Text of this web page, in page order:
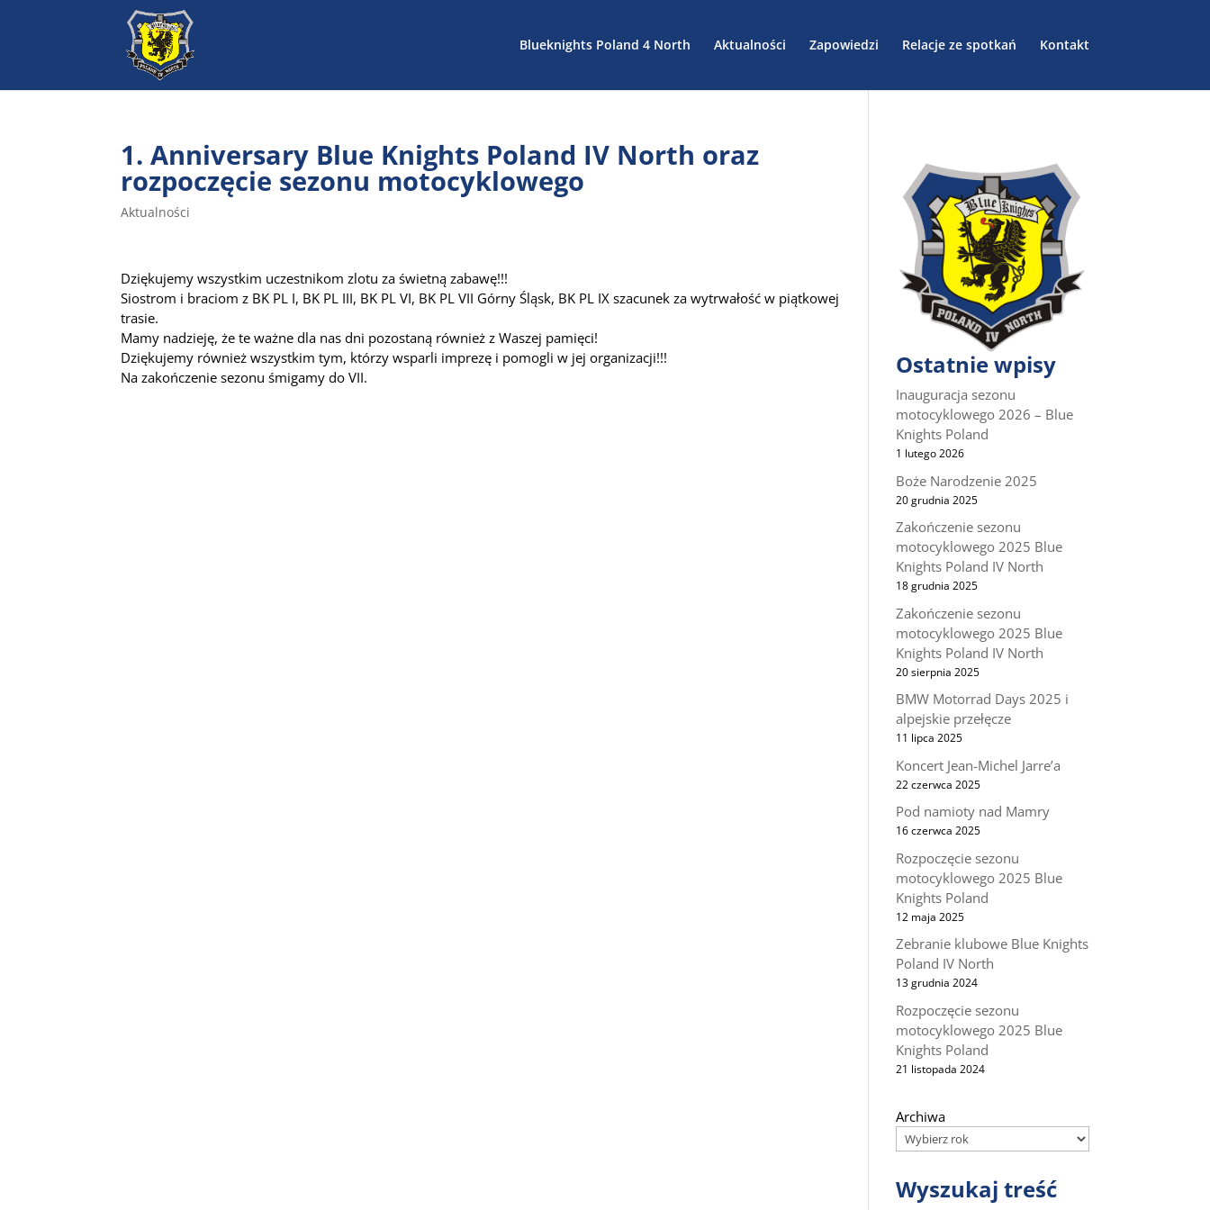
Blueknights Poland 4 North Aktualności Zapowiedzi Relacje ze spotkań Kontakt
1. Anniversary Blue Knights Poland IV North oraz
rozpoczęcie sezonu motocyklowego
Aktualności
Dziękujemy wszystkim uczestnikom zlotu za świetną zabawę!!!
Siostrom i braciom z BK PL I, BK PL III, BK PL VI, BK PL VII Górny Śląsk, BK PL IX szacunek za wytrwałość w piątkowej
trasie.
Mamy nadzieję, że te ważne dla nas dni pozostaną również z Waszej pamięci!
Dziękujemy również wszystkim tym, którzy wsparli imprezę i pomogli w jej organizacji!!!
Na zakończenie sezonu śmigamy do VII.
Ostatnie wpisy
Inauguracja sezonu
motocyklowego 2026 – Blue
Knights Poland
1 lutego 2026
Boże Narodzenie 2025
20 grudnia 2025
Zakończenie sezonu
motocyklowego 2025 Blue
Knights Poland IV North
18 grudnia 2025
Zakończenie sezonu
motocyklowego 2025 Blue
Knights Poland IV North
20 sierpnia 2025
BMW Motorrad Days 2025 i
alpejskie przełęcze
11 lipca 2025
Koncert Jean-Michel Jarre’a
22 czerwca 2025
Pod namioty nad Mamry
16 czerwca 2025
Rozpoczęcie sezonu
motocyklowego 2025 Blue
Knights Poland
12 maja 2025
Zebranie klubowe Blue Knights
Poland IV North
13 grudnia 2024
Rozpoczęcie sezonu
motocyklowego 2025 Blue
Knights Poland
21 listopada 2024
Archiwa
Wyszukaj treść